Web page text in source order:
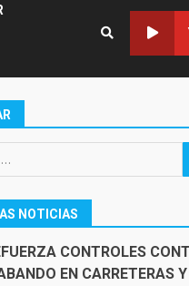
NOTICIAS
CONTROLES
EN CARRETERAS Y